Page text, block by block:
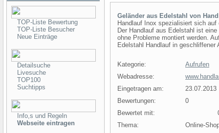
TOP-Liste Bewertung
TOP-Liste Besucher
Neue Einträge
Detailsuche
Livesuche
TOP100
Suchtipps
Info,s und Regeln
Webseite eintragen
Geländer aus Edelstahl von
Handlauf Inox spezialisiert sich
Der Handlauf aus Edelstahl ist
ohne Probleme montiert werden.
Edelstahl Handlauf in
Kategorie:
Aufrufen
Webadresse:
Eingetragen am:
23.07.2013
Bewertungen:
0
Bewertet mit:
Thema:
Online-